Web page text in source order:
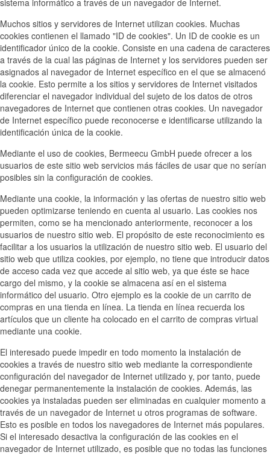
sistema informático a través de un navegador de Internet.
Muchos sitios y servidores de Internet utilizan cookies. Muchas
cookies contienen el llamado "ID de cookies". Un ID de cookie es un
identificador único de la cookie. Consiste en una cadena de caracteres
a través de la cual las páginas de Internet y los servidores pueden ser
asignados al navegador de Internet específico en el que se almacenó
la cookie. Esto permite a los sitios y servidores de Internet visitados
diferenciar el navegador individual del sujeto de los datos de otros
navegadores de Internet que contienen otras cookies. Un navegador
de Internet específico puede reconocerse e identificarse utilizando la
identificación única de la cookie.
Mediante el uso de cookies, Bermeecu GmbH puede ofrecer a los
usuarios de este sitio web servicios más fáciles de usar que no serían
posibles sin la configuración de cookies.
Mediante una cookie, la información y las ofertas de nuestro sitio web
pueden optimizarse teniendo en cuenta al usuario. Las cookies nos
permiten, como se ha mencionado anteriormente, reconocer a los
usuarios de nuestro sitio web. El propósito de este reconocimiento es
facilitar a los usuarios la utilización de nuestro sitio web. El usuario del
sitio web que utiliza cookies, por ejemplo, no tiene que introducir datos
de acceso cada vez que accede al sitio web, ya que éste se hace
cargo del mismo, y la cookie se almacena así en el sistema
informático del usuario. Otro ejemplo es la cookie de un carrito de
compras en una tienda en línea. La tienda en línea recuerda los
artículos que un cliente ha colocado en el carrito de compras virtual
mediante una cookie.
El interesado puede impedir en todo momento la instalación de
cookies a través de nuestro sitio web mediante la correspondiente
configuración del navegador de Internet utilizado y, por tanto, puede
denegar permanentemente la instalación de cookies. Además, las
cookies ya instaladas pueden ser eliminadas en cualquier momento a
través de un navegador de Internet u otros programas de software.
Esto es posible en todos los navegadores de Internet más populares.
Si el interesado desactiva la configuración de las cookies en el
navegador de Internet utilizado, es posible que no todas las funciones